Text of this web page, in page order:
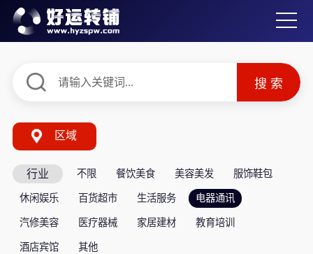
区域
行业 不限 餐饮美食 美容美发 服饰鞋包
休闲娱乐 百货超市 生活服务 电器通讯
汽修美容 医疗器械 家居建材 教育培训
酒店宾馆 其他